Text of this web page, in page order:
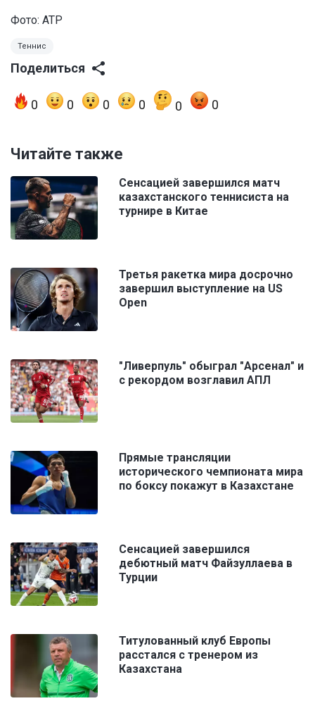
Фото: ATP
Теннис
Поделиться
0 0 0 0 0 0
Читайте также
Сенсацией завершился матч
казахстанского теннисиста на
турнире в Китае
Третья ракетка мира досрочно
завершил выступление на US
Open
"Ливерпуль" обыграл "Арсенал" и
с рекордом возглавил АПЛ
Прямые трансляции
исторического чемпионата мира
по боксу покажут в Казахстане
Сенсацией завершился
дебютный матч Файзуллаева в
Турции
Титулованный клуб Европы
расстался с тренером из
Казахстана